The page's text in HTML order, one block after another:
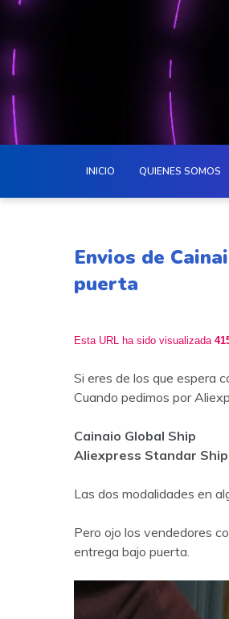
INICIO QUIENES SOMOS
Envios de
puerta
Esta URL ha sido visualizada
Si eres de los que espera
Cuando pedimos por
Cainaio Global Ship
Aliexpress Standar
Las dos modalidades en
Pero ojo los vendedores
entrega bajo puerta.